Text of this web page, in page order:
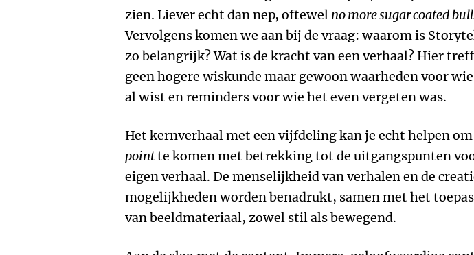
zien. Liever echt dan nep, oftewel no more sugar coated
Vervolgens komen we aan bij de vraag: waarom is
zo belangrijk? Wat is de kracht van een verhaal? Hier
geen hogere wiskunde maar gewoon waarheden voor
al wist en reminders voor wie het even vergeten was.
Het kernverhaal met een vijfdeling kan je echt helpen om
pointte komen met betrekking tot de uitgangspunten
eigen verhaal. De menselijkheid van verhalen en de
mogelijkheden worden benadrukt, samen met het
van beeldmateriaal, zowel stil als bewegend.